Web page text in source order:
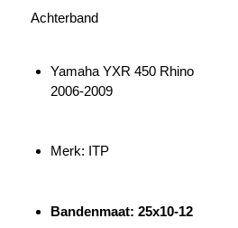
Achterband
Yamaha YXR 450 Rhino
2006-2009
Merk: ITP
Bandenmaat: 25x10-12